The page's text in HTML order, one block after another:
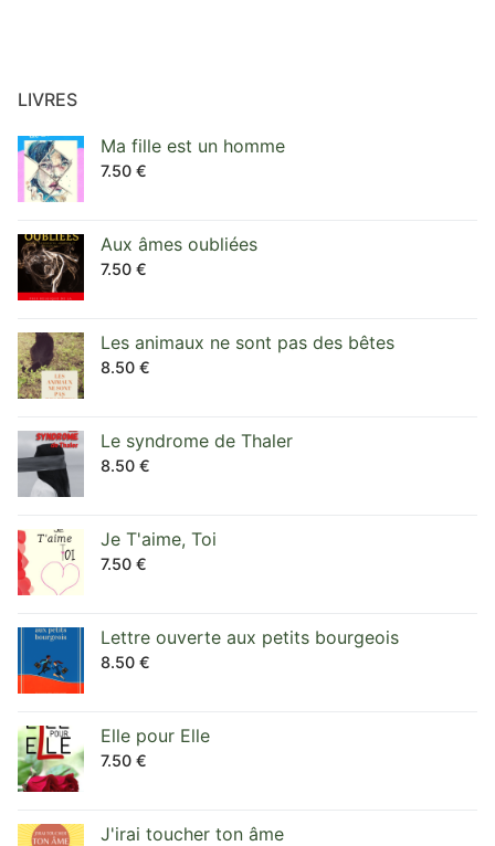
LIVRES
Ma fille est un homme
7.50 €
Aux âmes oubliées
7.50 €
Les animaux ne sont pas des bêtes
8.50 €
Le syndrome de Thaler
8.50 €
Je T'aime, Toi
7.50 €
Lettre ouverte aux petits bourgeois
8.50 €
Elle pour Elle
7.50 €
J'irai toucher ton âme